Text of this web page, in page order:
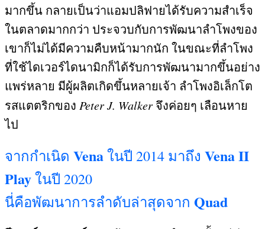
มากขึ้น กลายเป็นว่าแอมปลิฟายได้รับความสำเร็จ
ในตลาดมากกว่า ประจวบกับการพัฒนาลำโพงของ
เขาก็ไม่ได้มีความคืบหน้ามากนัก ในขณะที่ลำโพง
ที่ใช้ไดเวอร์ไดนามิกก็ได้รับการพัฒนามากขึ้นอย่าง
แพร่หลาย มีผู้ผลิตเกิดขึ้นหลายเจ้า ลำโพงอิเล็กโต
รสแตตริกของ Peter J. Walker จึงค่อยๆ เลือนหาย
ไป
จากกำเนิด Venaในปี 2014 มาถึง Vena II
Playในปี 2020
นี่คือพัฒนาการลำดับล่าสุดจาก Quad